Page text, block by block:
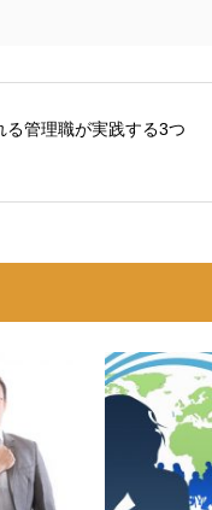
る管理職が実践する3つ